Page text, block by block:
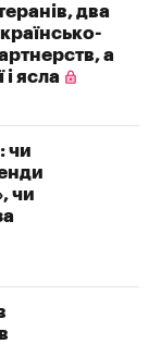
два
а
і ясла
чи
чи